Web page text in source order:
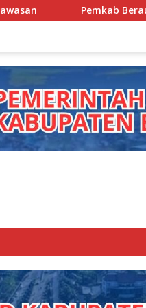
Siapkan Regenerasi